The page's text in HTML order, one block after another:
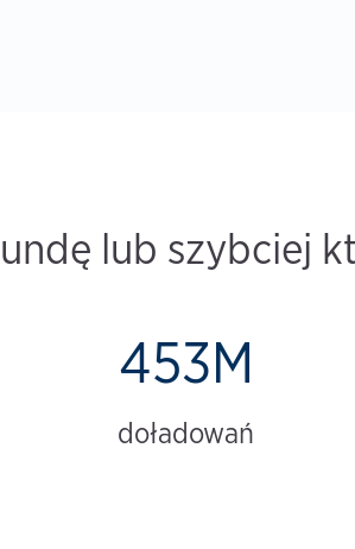
lub szybciej
453M
doładowań